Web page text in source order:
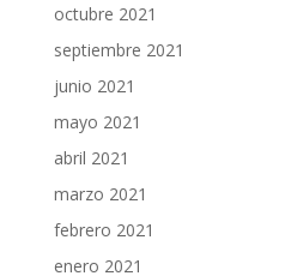
octubre 2021
septiembre 2021
junio 2021
mayo 2021
abril 2021
marzo 2021
febrero 2021
enero 2021